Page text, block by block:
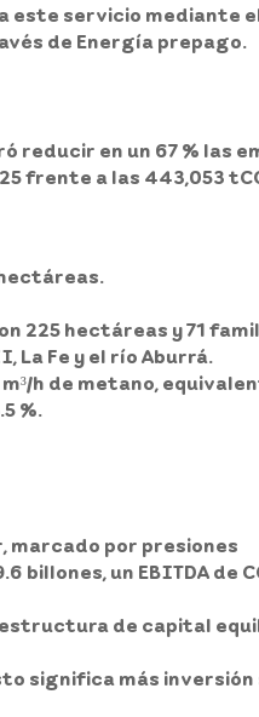
este servicio mediante
de Energía prepago.
reducir en un 67 % las
frente a las 443,053
225 hectáreas y 71
Fe y el río Aburrá.
h de metano,
%.
marcado por presiones
un EBITDA de
estructura de capital
significa más inversión